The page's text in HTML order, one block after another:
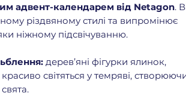
адвент-календарем від Netagon.
різдвяному стилі та випромінює
ніжному підсвічуванню.
дерев’яні фігурки ялинок,
світяться у темряві,